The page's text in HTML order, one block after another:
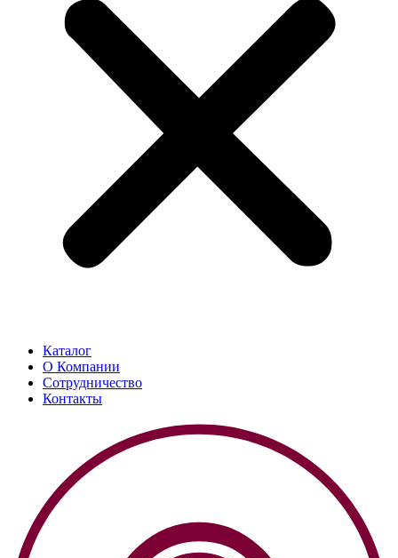
Каталог
О Компании
Сотрудничество
Контакты